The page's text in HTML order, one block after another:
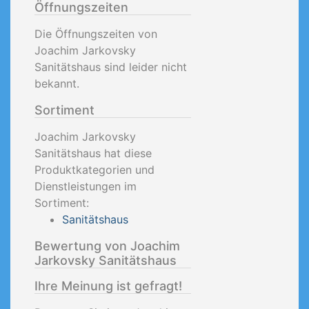
Öffnungszeiten
Die Öffnungszeiten von
Joachim Jarkovsky
Sanitätshaus sind leider nicht
bekannt.
Sortiment
Joachim Jarkovsky
Sanitätshaus hat diese
Produktkategorien und
Dienstleistungen im
Sortiment:
Sanitätshaus
Bewertung von Joachim
Jarkovsky Sanitätshaus
Ihre Meinung ist gefragt!